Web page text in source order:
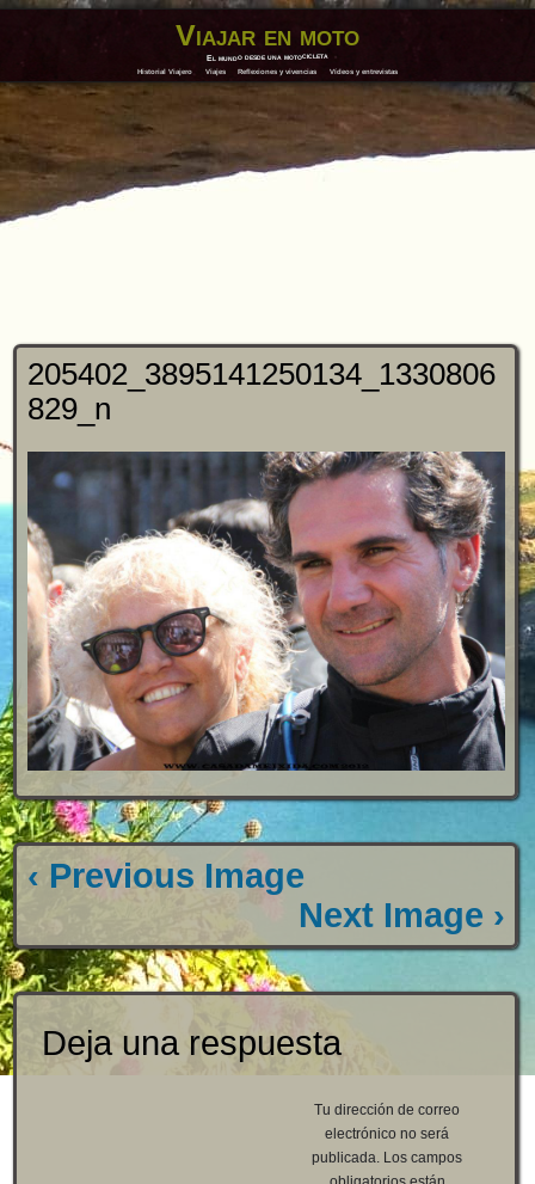
Viajar en moto
El mundo desde una motocicleta
Historial Viajero Viajes Reflexiones y vivencias Vídeos y entrevistas
205402_3895141250134_1330806
829_n
‹ Previous Image
Next Image ›
Deja una respuesta
Tu dirección de correo
electrónico no será
publicada. Los campos